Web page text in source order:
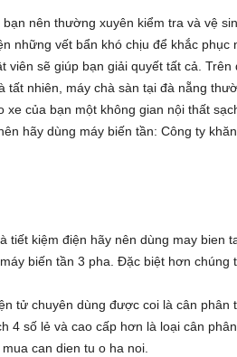
nên thường xuyên kiểm tra và vệ
những vết bẩn khó chịu để khắc
viên sẽ giúp bạn giải quyết tất cả.
tất nhiên, máy chà sàn tại đà nẵng
xe của bạn một không gian nội thất
hãy dùng máy biến tần: Công ty
tiết kiệm điện hãy nên dùng may bien
máy biến tần 3 pha. Đặc biệt hơn chúng
tử chuyên dùng được coi làcân phân
4 số lẻ và cao cấp hơn là loạicân
muacan dien tu o ha noi.